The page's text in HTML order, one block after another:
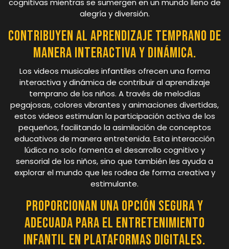
alegría y diversión.
Contribuyen al aprendizaje temprano de
manera interactiva y dinámica.
Los videos musicales infantiles ofrecen una forma
interactiva y dinámica de contribuir al aprendizaje
temprano de los niños. A través de melodías
pegajosas, colores vibrantes y animaciones divertidas,
estos videos estimulan la participación activa de los
pequeños, facilitando la asimilación de conceptos
educativos de manera entretenida. Esta interacción
lúdica no solo fomenta el desarrollo cognitivo y
sensorial de los niños, sino que también les ayuda a
explorar el mundo que les rodea de forma creativa y
estimulante.
Proporcionan una opción segura y
adecuada para el entretenimiento
infantil en plataformas digitales.